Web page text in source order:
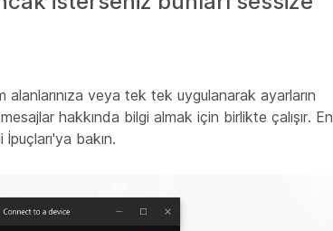
veya tek tek uygulanarak ayarların
hakkında bilgi almak için birlikte çalışır. En
bakın.